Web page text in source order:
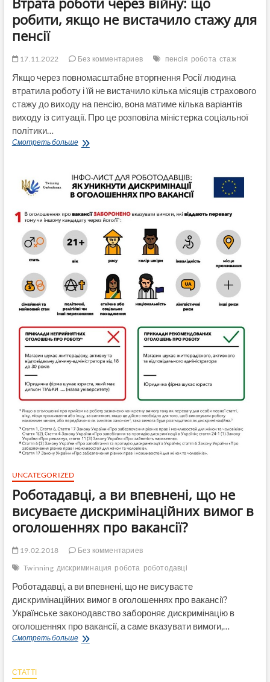
робити, якщо не вистачило стажу для
пенсії
17.11.2022 Без комментариев пенсія робота стаж
Якщо через повномасштабне вторгнення Росії людина
втратила роботу і їй не вистачило кілька місяців страхового
стажу до виходу на пенсію, вона матиме кілька варіантів
виходу із ситуації. Про це розповіла міністерка соціальної
політики…
Смотреть большеВтрата
війну:
що
робити,
не
вистачило
стажу
для
пенсії
UNCATEGORIZED
Роботадавці, а ви впевнені, що не
висуваєте дискримінаційних вимог в
оголошеннях про вакансії?
19.02.2018
Без комментариев
Twinning дискриминация робота роботодавці
Роботадавці, а ви впевнені, що не висуваєте
дискримінаційних вимог в оголошеннях про вакансії?
Українське законодавство забороняє дискримінацію в
оголошеннях про вакансії, а саме вказувати вимоги,…
Смотреть большеРоботадавці,
СТАТТІ